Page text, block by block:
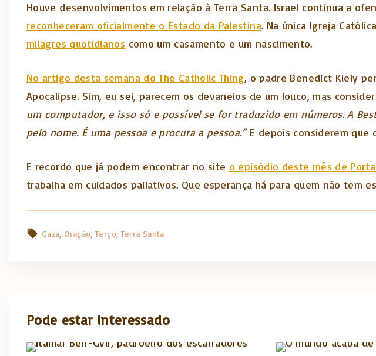
Houve desenvolvimentos em relação à Terra Santa. Israel continua a
reconheceram oficialmente o Estado da Palestina. Na única Igreja
milagres quotidianos como um casamento e um nascimento.
No artigo desta semana do The Catholic Thing, o padre Benedict Kiely
Apocalipse. Sim, eu sei, parecem os devaneios de um louco, mas
um computador, e isso só e possível se for traduzido em números. A
pelo nome. É uma pessoa e procura a pessoa.”E depois considerem que
E recordo que já podem encontrar no site o episódio deste mês de
trabalha em cuidados paliativos. Que esperança há para quem não tem
Gaza Oração Terço Terra Santa
Pode estar interessado